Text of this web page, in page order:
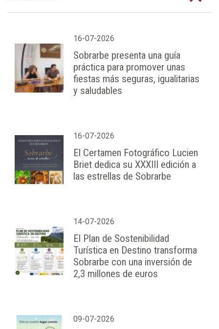
16-07-2026
Sobrarbe presenta una guía
práctica para promover unas
fiestas más seguras, igualitarias
y saludables
16-07-2026
El Certamen Fotográfico Lucien
Briet dedica su XXXIII edición a
las estrellas de Sobrarbe
14-07-2026
El Plan de Sostenibilidad
Turística en Destino transforma
Sobrarbe con una inversión de
2,3 millones de euros
09-07-2026